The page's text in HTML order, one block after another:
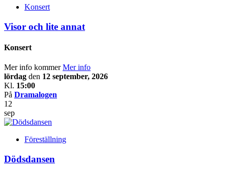
Konsert
Visor och lite annat
Konsert
Mer info kommerMer info
lördag den 12 september, 2026
Kl. 15:00
På Dramalogen
12
sep
Föreställning
Dödsdansen